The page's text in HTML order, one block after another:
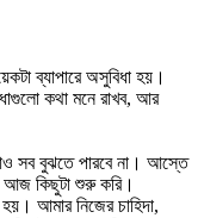
ব্যাপারে অসুবিধা হয়।
কথা মনে রাখব, আর
সব বুঝতে পারবে না। আস্তে
কিছুটা শুরু করি।
আমার নিজের চাহিদা,